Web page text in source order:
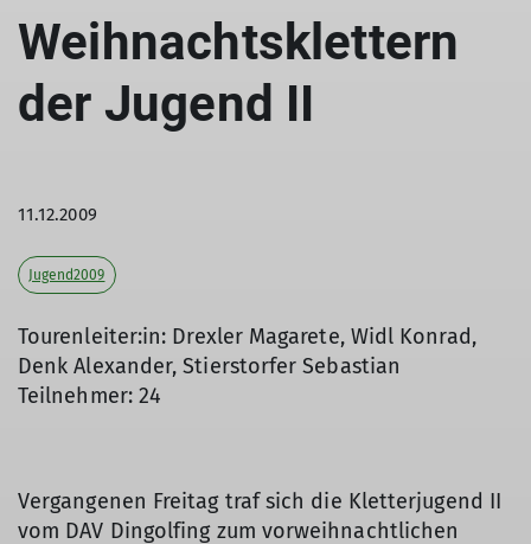
Weihnachtsklettern
der Jugend II
11.12.2009
Jugend2009
Tourenleiter:in: Drexler Magarete, Widl Konrad,
Denk Alexander, Stierstorfer Sebastian
Teilnehmer: 24
Vergangenen Freitag traf sich die Kletterjugend II
vom DAV Dingolfing zum vorweihnachtlichen